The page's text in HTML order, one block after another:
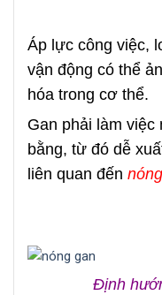
Áp lực công việc,
vận động có thể
hóa trong cơ thể.
Gan phải làm
bằng, từ đó dễ
liên quan đến
Định